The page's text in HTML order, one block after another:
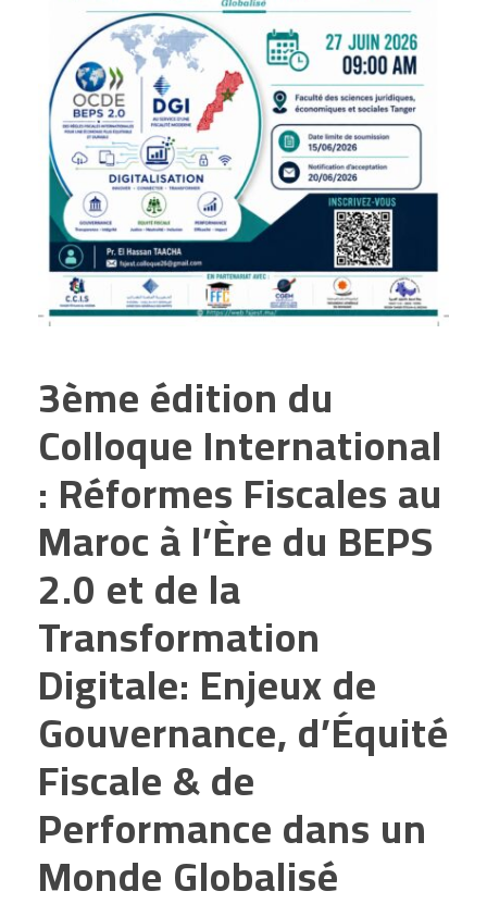
3ème édition du
Colloque International
: Réformes Fiscales au
Maroc à l’Ère du BEPS
2.0 et de la
Transformation
Digitale: Enjeux de
Gouvernance, d’Équité
Fiscale & de
Performance dans un
Monde Globalisé